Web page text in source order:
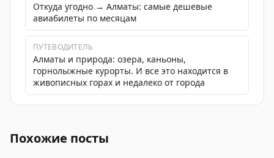
Откуда угодно → Алматы: самые дешевые
авиабилеты по месяцам
ПУТЕВОДИТЕЛЬ
Алматы и природа: озера, каньоны,
горнолыжные курорты. И все это находится в
живописных горах и недалеко от города
Похожие посты